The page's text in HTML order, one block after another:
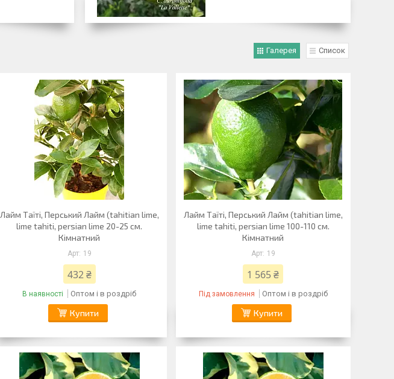
Галерея Список
Лайм Таїті, Перський Лайм (tahitian lime,
lime tahiti, persian lime 20-25 см.
Кімнатний
19
432 ₴
В наявності Оптом і в роздріб
Купити
Лайм Таїті, Перський Лайм (tahitian lime,
lime tahiti, persian lime 100-110 см.
Кімнатний
19
1 565 ₴
Під замовлення Оптом і в роздріб
Купити